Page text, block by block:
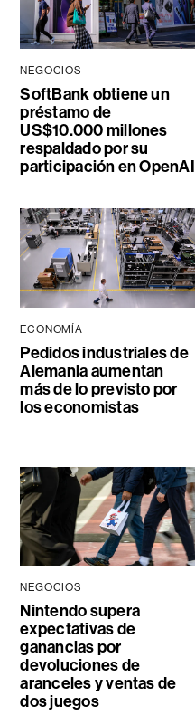
NEGOCIOS
SoftBank obtiene un
préstamo de
US$10.000 millones
respaldado por su
participación en OpenAI
ECONOMÍA
Pedidos industriales de
Alemania aumentan
más de lo previsto por
los economistas
NEGOCIOS
Nintendo supera
expectativas de
ganancias por
devoluciones de
aranceles y ventas de
dos juegos